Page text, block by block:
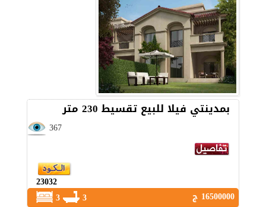
بمدينتي فيلا للبيع تقسيط 230 متر
367
23032
16500000 ج
3